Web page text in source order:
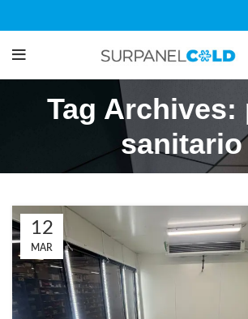
Tag Archives:
sanitario
12
MAR